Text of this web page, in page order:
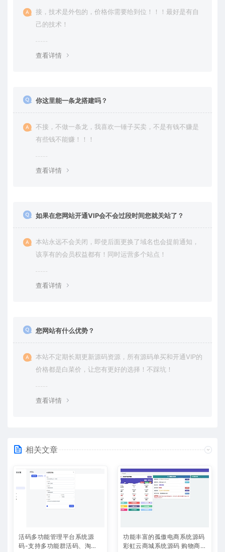
接，技术是外包的，价格你需要给到位！！！最好是有自
己的技术！
查看详情
你这里能一条龙搭建吗？
不接，不做一条龙，我喜欢一锤子买卖，不是有钱不赚是
有些钱不能赚！！！
查看详情
如果在您网站开通VIP会不会过段时间您就关站了？
本站永远不会关闭，即使后面更换了域名也会提前通知，
该享有的会员权益都有！同时运营多个站点！
查看详情
您网站有什么优势？
本站不定期长期更新源码资源，所有源码单买和开通VIP的
价格都是白菜价，让您有更好的选择！不踩坑！
查看详情
相关文章
活码多功能管理平台系统源
码-支持多功能群活码、淘宝
功能丰富的孤傲电商系统源码
彩虹云商城系统源码 购物商场